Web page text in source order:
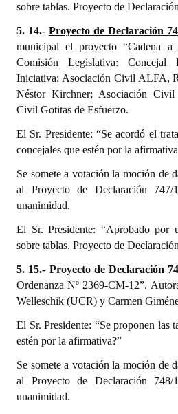
sobre tablas. Proyecto de
5. 14.- Proyecto de Declaración
municipal el proyecto “Cadena
Comisión Legislativa: Concejal
Iniciativa: Asociación Civil ALFA,
Néstor Kirchner; Asociación
Civil Gotitas de Esfuerzo.
El Sr. Presidente: “Se acordó el
concejales que estén por la
Se somete a votación la moción de
al Proyecto de Declaración 747/
unanimidad.
El Sr. Presidente: “Aprobado por
sobre tablas. Proyecto de
5. 15.- Proyecto de Declaración
Ordenanza Nº 2369-CM-12”.
Welleschik (UCR) y Carmen
El Sr. Presidente: “Se proponen las
estén por la afirmativa?”
Se somete a votación la moción de
al Proyecto de Declaración 748/
unanimidad.